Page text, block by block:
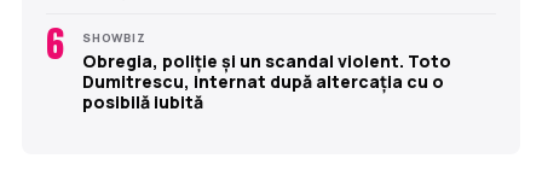
6 SHOWBIZ
Obregia, poliție și un scandal violent. Toto
Dumitrescu, internat după altercația cu o
posibilă iubită